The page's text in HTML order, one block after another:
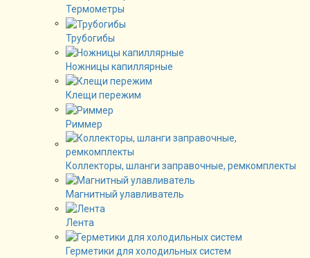
Термометры
Трубогибы
Ножницы капиллярные
Клещи пережим
Риммер
Коллекторы, шланги заправочные, ремкомплекты
Магнитный улавливатель
Лента
Герметики для холодильных систем